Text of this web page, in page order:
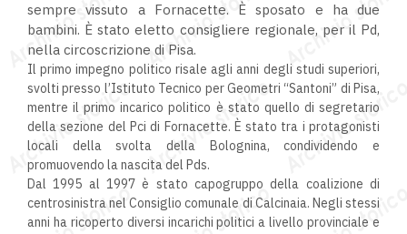
sempre vissuto a Fornacette. È sposato e ha due
bambini. È stato eletto consigliere regionale, per il Pd,
nella circoscrizione di Pisa.
Il primo impegno politico risale agli anni degli studi superiori,
svolti presso l’Istituto Tecnico per Geometri “Santoni” di Pisa,
mentre il primo incarico politico è stato quello di segretario
della sezione del Pci di Fornacette. È stato tra i protagonisti
locali della svolta della Bolognina, condividendo e
promuovendo la nascita del Pds.
Dal 1995 al 1997 è stato capogruppo della coalizione di
centrosinistra nel Consiglio comunale di Calcinaia. Negli stessi
anni ha ricoperto diversi incarichi politici a livello provinciale e